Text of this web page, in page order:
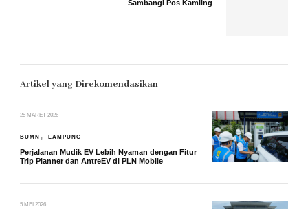
Sambangi Pos Kamling
Artikel yang Direkomendasikan
25 MARET 2026
BUMN LAMPUNG
Perjalanan Mudik EV Lebih Nyaman dengan Fitur
Trip Planner dan AntreEV di PLN Mobile
5 MEI 2026